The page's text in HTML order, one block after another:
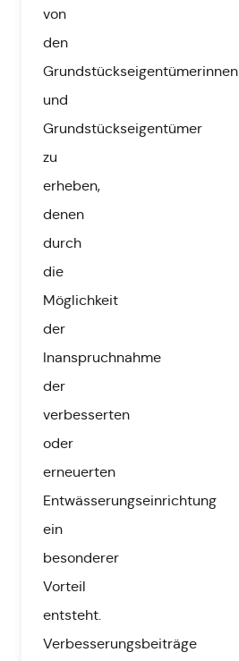
von
den
Grundstückseigentümerinnen
und
Grundstückseigentümer
zu
erheben,
denen
durch
die
Möglichkeit
der
Inanspruchnahme
der
verbesserten
oder
erneuerten
Entwässerungseinrichtung
ein
besonderer
Vorteil
entsteht.
Verbesserungsbeiträge